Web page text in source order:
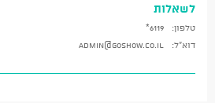
לשאלות
טלפון:
6119*
דוא"ל:
admin@goshow.co.il